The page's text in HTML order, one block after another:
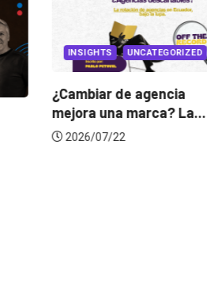
INSIGHTS UNCATEGORIZED
¿Cambiar de agencia
mejora una marca? La...
2026/07/22